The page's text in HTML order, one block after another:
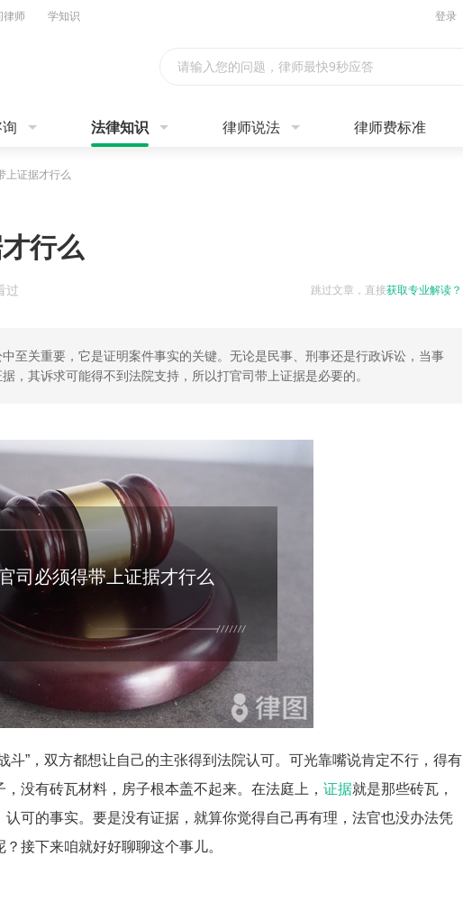
律师 学知识 登录
请输入您的问题，律师最快9秒应答
法律知识 律师说法 律师费标准
上证据才行么
行么
跳过文章，直接获取专业解读？
过
至关重要，它是证明案件事实的关键。无论是民事、刑事还是行政诉讼，当事
，其诉求可能得不到法院支持，所以打官司带上证据是必要的。
司必须得带上证据才行么
斗”，双方都想让自己的主张得到法院认可。可光靠嘴说肯定不行，得有
没有砖瓦材料，房子根本盖不起来。在法庭上， 证据就是那些砖瓦，
可的事实。要是没有证据，就算你觉得自己再有理，法官也没办法凭
接下来咱就好好聊聊这个事儿。